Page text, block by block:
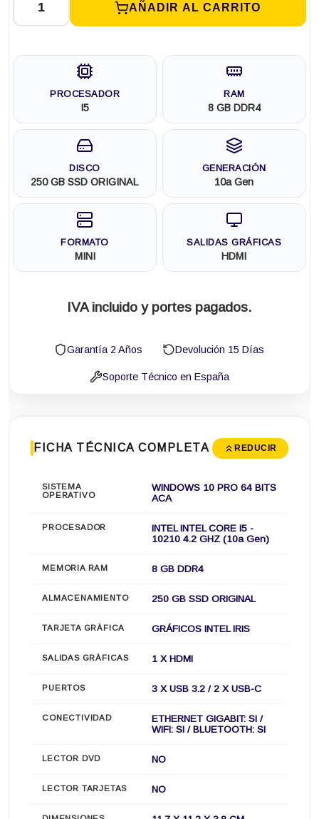
AÑADIR AL CARRITO
PROCESADOR
I5
RAM
8 GB DDR4
DISCO
250 GB SSD ORIGINAL
GENERACIÓN
10a Gen
FORMATO
MINI
SALIDAS GRÁFICAS
HDMI
IVA incluido y portes pagados.
Garantía 2 Años Devolución 15 Días
Soporte Técnico en España
FICHA TÉCNICA COMPLETA REDUCIR
SISTEMA
OPERATIVO
WINDOWS 10 PRO 64 BITS
ACA
PROCESADOR
INTEL INTEL CORE I5 -
10210 4.2 GHZ (10a Gen)
MEMORIA RAM 8 GB DDR4
ALMACENAMIENTO 250 GB SSD ORIGINAL
TARJETA GRÀFICA GRÁFICOS INTEL IRIS
SALIDAS GRÀFICAS 1 X HDMI
PUERTOS 3 X USB 3.2 / 2 X USB-C
CONECTIVIDAD
ETHERNET GIGABIT: SI /
WIFI: SI / BLUETOOTH: SI
LECTOR DVD NO
LECTOR TARJETAS NO